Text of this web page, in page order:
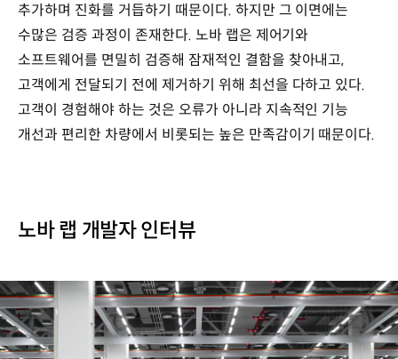
추가하며 진화를 거듭하기 때문이다. 하지만 그 이면에는
수많은 검증 과정이 존재한다. 노바 랩은 제어기와
소프트웨어를 면밀히 검증해 잠재적인 결함을 찾아내고,
고객에게 전달되기 전에 제거하기 위해 최선을 다하고 있다.
고객이 경험해야 하는 것은 오류가 아니라 지속적인 기능
개선과 편리한 차량에서 비롯되는 높은 만족감이기 때문이다.
노바 랩 개발자 인터뷰